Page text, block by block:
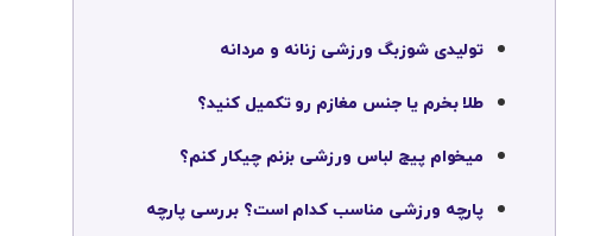
تولیدی شوزبگ ورزشی زنانه و مردانه
طلا بخرم یا جنس مغازم رو تکمیل کنید؟
میخوام پیج لباس ورزشی بزنم چیکار کنم؟
پارچه ورزشی مناسب کدام است؟ بررسی پارچه